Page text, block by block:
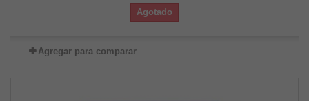
Agotado
Agregar para comparar